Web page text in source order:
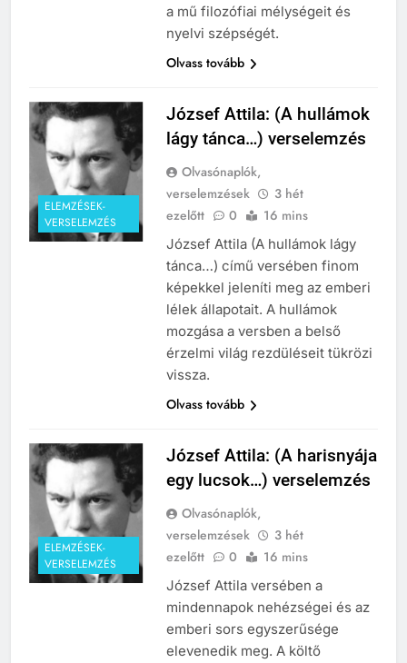
a mű filozófiai mélységeit és
nyelvi szépségét.
Olvass tovább
ELEMZÉSEK-
VERSELEMZÉS
József Attila: (A hullámok
lágy tánca…) verselemzés
Olvasónaplók,
verselemzések
3 hét
ezelőtt
0 16 mins
József Attila (A hullámok lágy
tánca…) című versében finom
képekkel jeleníti meg az emberi
lélek állapotait. A hullámok
mozgása a versben a belső
érzelmi világ rezdüléseit tükrözi
vissza.
Olvass tovább
ELEMZÉSEK-
VERSELEMZÉS
József Attila: (A harisnyája
egy lucsok…) verselemzés
Olvasónaplók,
verselemzések
3 hét
ezelőtt
0 16 mins
József Attila versében a
mindennapok nehézségei és az
emberi sors egyszerűsége
elevenedik meg. A költő